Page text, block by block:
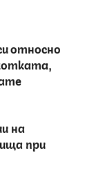
относно
на
при